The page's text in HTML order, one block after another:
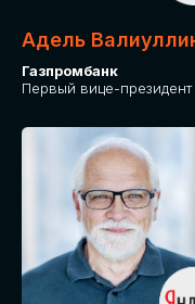
Адель
Газпромбанк
Первый вице-президент